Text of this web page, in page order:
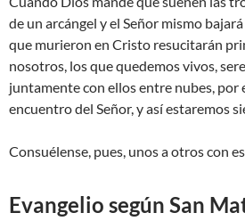
de un arcángel y el Señor mismo
que murieron en Cristo resucitarán
nosotros, los que quedemos vivos,
juntamente con ellos entre nubes, por
encuentro del Señor, y así estaremos
Consuélense, pues, unos a otros con
Evangelio según San